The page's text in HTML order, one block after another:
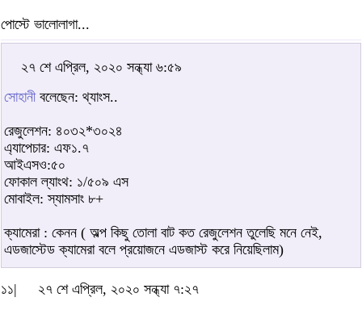
পোস্টে ভালোলাগা...
২৭ শে এপ্রিল, ২০২০ সন্ধ্যা ৬:৫৯
সোহানীবলেছেন: থ্যাংস..
রেজুলেশন: ৪০৩২*৩০২৪
এ্যাপেচার: এফ১.৭
আইএসও:৫০
ফোকাল ল্যাংথ: ১/৫০৯ এস
মোবাইল: স্যামসাং ৮+
ক্যামেরা : কেনন ( অল্প কিছু তোলা বাট কত রেজুলেশন তুলেছি মনে নেই,
এডজাস্টেড ক্যামেরা বলে প্রয়োজনে এডজাস্ট করে নিয়েছিলাম)
১১|
২৭ শে এপ্রিল, ২০২০ সন্ধ্যা ৭:২৭